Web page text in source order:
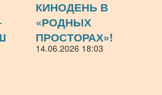
КИНОДЕНЬ В
«РОДНЫХ
ПРОСТОРАХ»!
14.06.2026 18:03